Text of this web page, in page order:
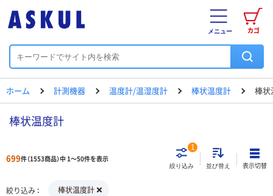
カゴ
メニュー
ホーム 計測機器 温度計/温湿度計 棒状温度計 棒状
棒状温度計
699件（1553商品）中 1～50件を表示
絞り込み
1
並び替え 表示切替
絞り込み 棒状温度計